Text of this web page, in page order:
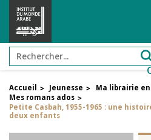
Accueil > Jeunesse > Ma librairie
Mes romans ados >
Petite Casbah, 1955-1965 : une
deux enfants